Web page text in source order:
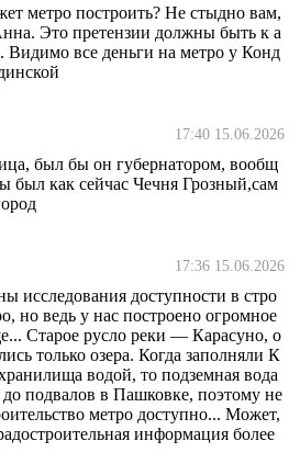
метро построить? Не стыдно вам,
Это претензии должны быть к а
Видимо все деньги на метро у Конд
17:40 15.06.2026
был бы он губернатором, вообщ
был как сейчас Чечня Грозный,сам
17:36 15.06.2026
исследования доступности в стро
но ведь у нас построено огромное
Старое русло реки — Карасуно, о
только озера. Когда заполняли К
водой, то подземная вода
до подвалов в Пашковке, поэтому не
метро доступно... Может,
информация более